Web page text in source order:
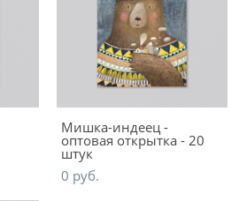
Мишка-индеец -
оптовая открытка - 20
штук
0 pуб.